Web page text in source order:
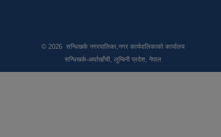
© 2026 सन्धिखर्क नगरपालिका,नगर कार्यपालिकाको कार्यालय
सन्धिखर्क-अर्घाखाँची, लुम्बिनी प्रदेश, नेपाल